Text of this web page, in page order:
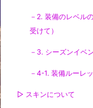
－2. 装備のレベル
受けて）
－3. シーズンイベ
－4-1. 装備ルーレ
▷ スキンについて